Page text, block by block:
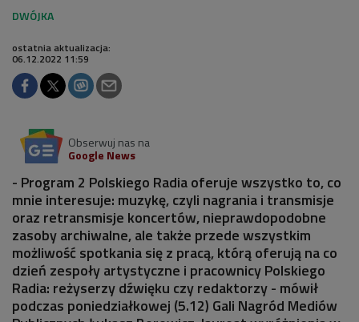
ostatnia aktualizacja:
06.12.2022 11:59
Obserwuj nas na
Google News
- Program 2 Polskiego Radia oferuje wszystko to, co
mnie interesuje: muzykę, czyli nagrania i transmisje
oraz retransmisje koncertów, nieprawdopodobne
zasoby archiwalne, ale także przede wszystkim
możliwość spotkania się z pracą, którą oferują na co
dzień zespoły artystyczne i pracownicy Polskiego
Radia: reżyserzy dźwięku czy redaktorzy - mówił
podczas poniedziałkowej (5.12) Gali Nagród Mediów